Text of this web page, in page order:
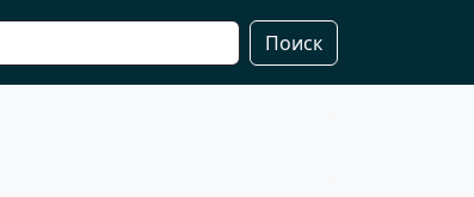
Поиск